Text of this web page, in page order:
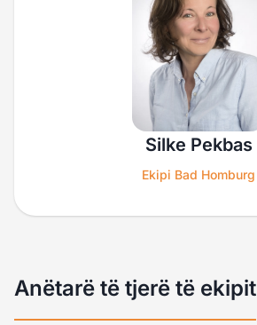
Silke Pekbas
Ekipi Bad Homburg
Anëtarë të tjerë të ekipit